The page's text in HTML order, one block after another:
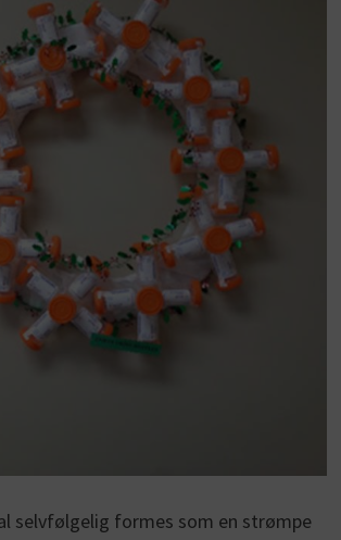
selvfølgelig formes som en strømpe